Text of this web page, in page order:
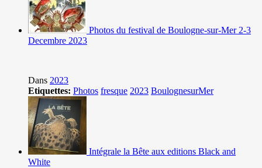
Photos du festival de Boulogne-sur-Mer 2-3
Decembre 2023
Dans 2023
Etiquettes: Photos fresque 2023 BoulognesurMer
Intégrale la Bête aux editions Black and
White